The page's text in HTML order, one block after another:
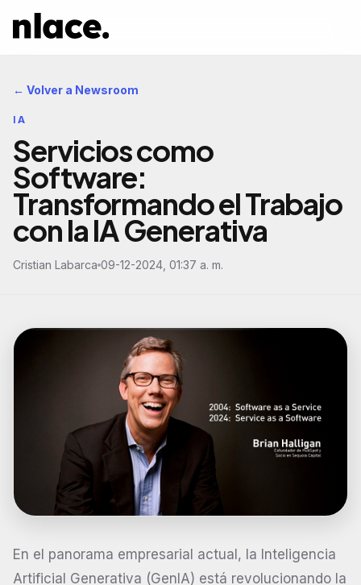
← Volver a Newsroom
IA
Servicios como
Software:
Transformando el Trabajo
con la IA Generativa
Cristian Labarca 09-12-2024, 01:37 a. m.
En el panorama empresarial actual, la Inteligencia
Artificial Generativa (GenIA) está revolucionando la